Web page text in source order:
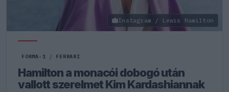
Instagram / Lewis Hamilton
FORMA-1 / FERRARI
Hamilton a monacói dobogó után
vallott szerelmet Kim Kardashiannak